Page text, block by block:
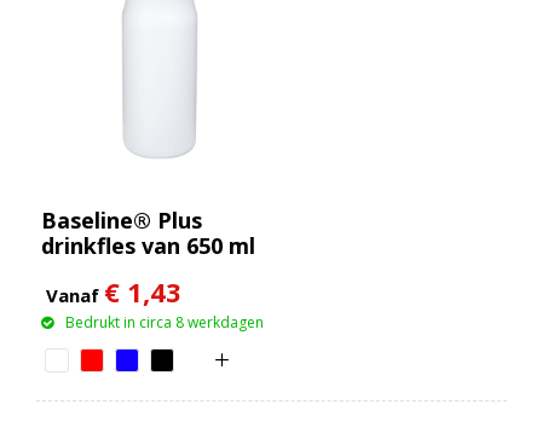
Baseline® Plus
drinkfles van 650 ml
Vanaf € 1,43
Bedrukt in circa 8 werkdagen